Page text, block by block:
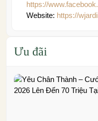
https://
Website: https://
Ưu đãi